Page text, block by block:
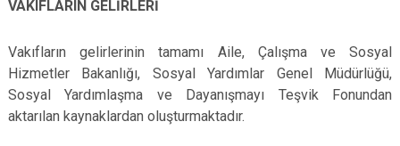
VAKIFLARIN GELİRLERİ
Vakıfların gelirlerinin tamamı Aile, Çalışma ve Sosyal
Hizmetler Bakanlığı, Sosyal Yardımlar Genel Müdürlüğü,
Sosyal Yardımlaşma ve Dayanışmayı Teşvik Fonundan
aktarılan kaynaklardan oluşturmaktadır.